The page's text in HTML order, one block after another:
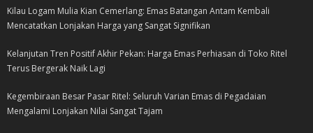
Kilau Logam Mulia Kian Cemerlang: Emas Batangan Antam Kembali
Mencatatkan Lonjakan Harga yang Sangat Signifikan
Kelanjutan Tren Positif Akhir Pekan: Harga Emas Perhiasan di Toko Ritel
Terus Bergerak Naik Lagi
Kegembiraan Besar Pasar Ritel: Seluruh Varian Emas di Pegadaian
Mengalami Lonjakan Nilai Sangat Tajam